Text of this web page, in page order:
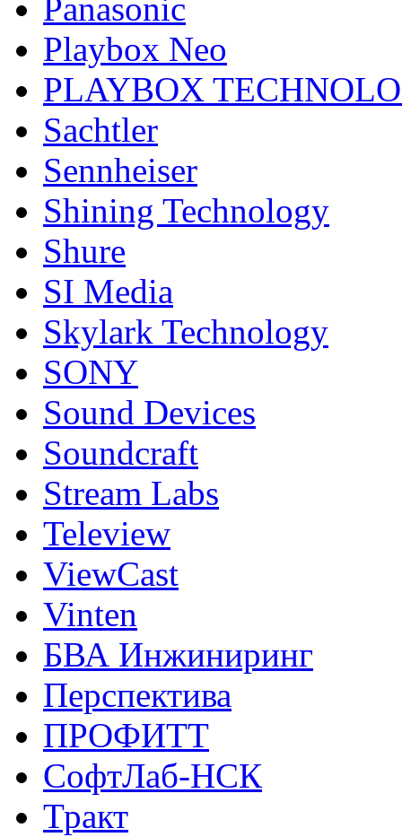
Panasonic
Playbox Neo
PLAYBOX
Sachtler
Sennheiser
Shining Technology
Shure
SI Media
Skylark Technology
SONY
Sound Devices
Soundcraft
Stream Labs
Teleview
ViewCast
Vinten
БВА Инжиниринг
Перспектива
ПРОФИТТ
СофтЛаб-НСК
Тракт